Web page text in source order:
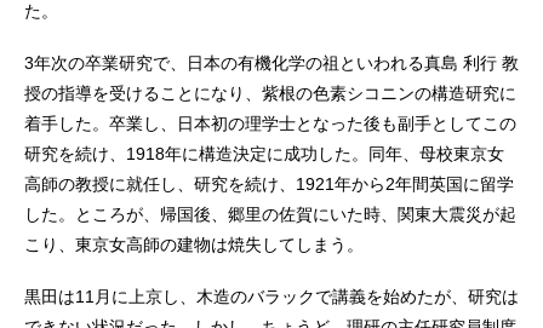
た。
3年次の卒業研究で、日本の有機化学の祖といわれる真島 利行 教
授の指導を受けることになり、紫根の色素シコニンの構造研究に
着手した。卒業し、日本初の理学士となった後も副手としてこの
研究を続け、1918年に構造決定に成功した。同年、母校東京女
高師の教授に就任し、研究を続け、1921年から2年間英国に留学
した。ところが、帰国後、郷里の佐賀にいた時、関東大震災が起
こり、東京女高師の建物は焼失してしまう。
黒田は11月に上京し、木造のバラックで講義を始めたが、研究は